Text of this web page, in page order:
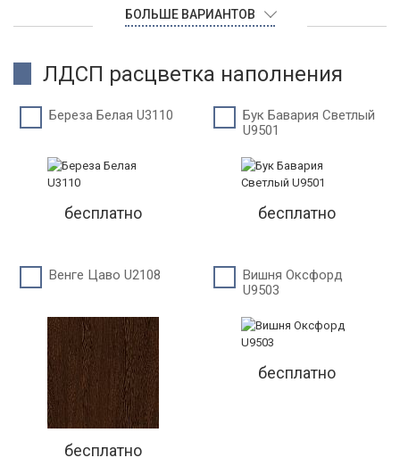
БОЛЬШЕ ВАРИАНТОВ
ЛДСП расцветка наполнения
Береза Белая U3110
бесплатно
Бук Бавария Светлый
U9501
бесплатно
Венге Цаво U2108
бесплатно
Вишня Оксфорд
U9503
бесплатно